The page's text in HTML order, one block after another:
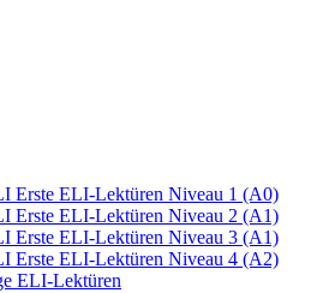
Erste ELI-Lektüren Niveau 1 (A0)
Erste ELI-Lektüren Niveau 2 (A1)
Erste ELI-Lektüren Niveau 3 (A1)
Erste ELI-Lektüren Niveau 4 (A2)
ELI-Lektüren